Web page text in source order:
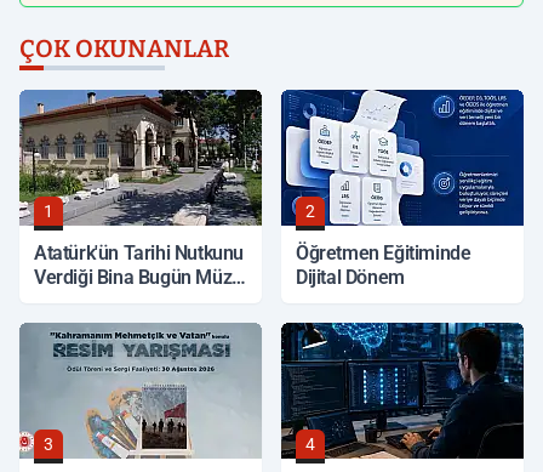
ÇOK OKUNANLAR
1
Atatürk'ün Tarihi Nutkunu
Verdiği Bina Bugün Müze
2
Öğretmen Eğitiminde
Dijital Dönem
3 4